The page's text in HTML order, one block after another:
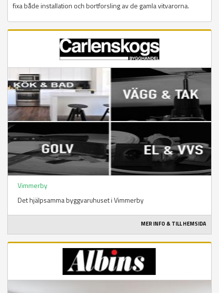
fixa både installation och bortforsling av de gamla vitvarorna.
Vimmerby
Det hjälpsamma byggvaruhuset i Vimmerby
MER INFO & TILL HEMSIDA